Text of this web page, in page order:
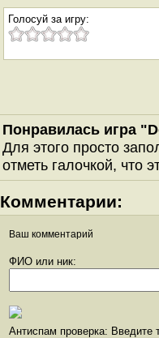
Голосуй за игру:
Понравилась игра
Для этого просто
отметь галочкой, что
Комментарии:
Ваш комментарий
ФИО или ник:
Антиспам проверка: Введите